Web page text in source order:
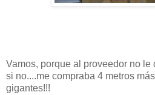
Vamos, porque al proveedor no
si no....me compraba 4 metros
gigantes!!!